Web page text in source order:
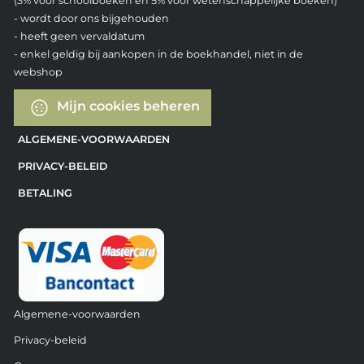
- wordt door ons bijgehouden
- heeft geen vervaldatum
- enkel geldig bij aankopen in de boekhandel, niet in de
webshop
Mijn cookies beheren
ALGEMENE-VOORWAARDEN
PRIVACY-BELEID
BETALING
Algemene-voorwaarden
Privacy-beleid